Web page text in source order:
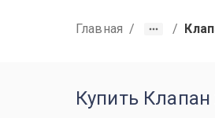
Главная / /
Купить Клапан